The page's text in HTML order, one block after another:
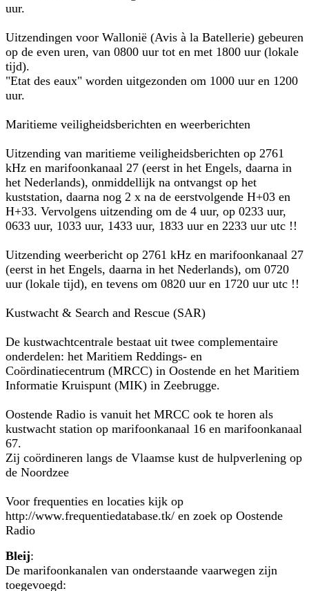
uur.
Uitzendingen voor Wallonië (Avis à la Batellerie) gebeuren
op de even uren, van 0800 uur tot en met 1800 uur (lokale
tijd).
"Etat des eaux" worden uitgezonden om 1000 uur en 1200
uur.
Maritieme veiligheidsberichten en weerberichten
Uitzending van maritieme veiligheidsberichten op 2761
kHz en marifoonkanaal 27 (eerst in het Engels, daarna in
het Nederlands), onmiddellijk na ontvangst op het
kuststation, daarna nog 2 x na de eerstvolgende H+03 en
H+33. Vervolgens uitzending om de 4 uur, op 0233 uur,
0633 uur, 1033 uur, 1433 uur, 1833 uur en 2233 uur utc !!
Uitzending weerbericht op 2761 kHz en marifoonkanaal 27
(eerst in het Engels, daarna in het Nederlands), om 0720
uur (lokale tijd), en tevens om 0820 uur en 1720 uur utc !!
Kustwacht & Search and Rescue (SAR)
De kustwachtcentrale bestaat uit twee complementaire
onderdelen: het Maritiem Reddings- en
Coördinatiecentrum (MRCC) in Oostende en het Maritiem
Informatie Kruispunt (MIK) in Zeebrugge.
Oostende Radio is vanuit het MRCC ook te horen als
kustwacht station op marifoonkanaal 16 en marifoonkanaal
67.
Zij coördineren langs de Vlaamse kust de hulpverlening op
de Noordzee
Voor frequenties en locaties kijk op
http://www.frequentiedatabase.tk/ en zoek op Oostende
Radio
Bleij:
De marifoonkanalen van onderstaande vaarwegen zijn
toegevoegd: